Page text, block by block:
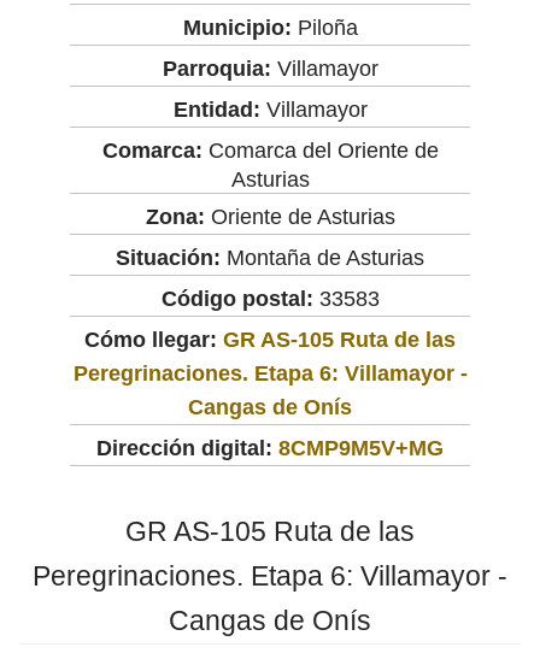
Municipio: Piloña
Parroquia: Villamayor
Entidad: Villamayor
Comarca: Comarca del Oriente de
Asturias
Zona: Oriente de Asturias
Situación: Montaña de Asturias
Código postal: 33583
Cómo llegar: GR AS-105 Ruta de las
Peregrinaciones. Etapa 6: Villamayor -
Cangas de Onís
Dirección digital: 8CMP9M5V+MG
GR AS-105 Ruta de las
Peregrinaciones. Etapa 6: Villamayor -
Cangas de Onís